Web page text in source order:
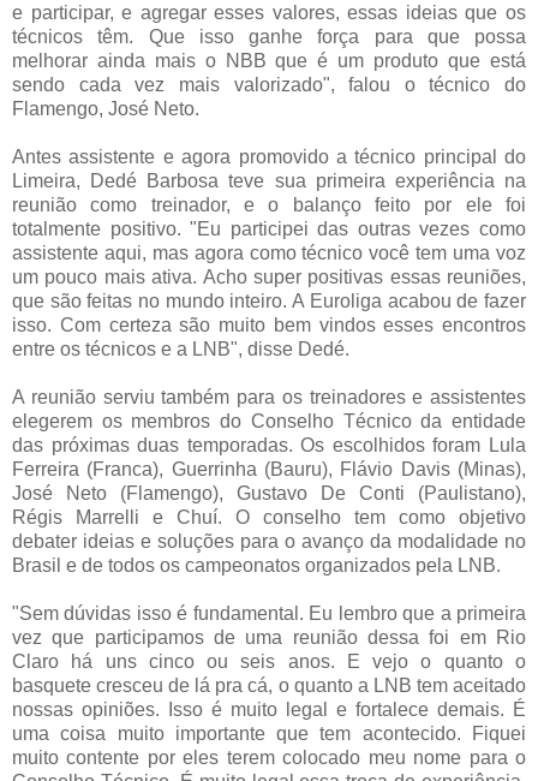
e participar, e agregar esses valores, essas ideias que os
técnicos têm. Que isso ganhe força para que possa
melhorar ainda mais o NBB que é um produto que está
sendo cada vez mais valorizado", falou o técnico do
Flamengo, José Neto.
Antes assistente e agora promovido a técnico principal do
Limeira, Dedé Barbosa teve sua primeira experiência na
reunião como treinador, e o balanço feito por ele foi
totalmente positivo. "Eu participei das outras vezes como
assistente aqui, mas agora como técnico você tem uma voz
um pouco mais ativa. Acho super positivas essas reuniões,
que são feitas no mundo inteiro. A Euroliga acabou de fazer
isso. Com certeza são muito bem vindos esses encontros
entre os técnicos e a LNB", disse Dedé.
A reunião serviu também para os treinadores e assistentes
elegerem os membros do Conselho Técnico da entidade
das próximas duas temporadas. Os escolhidos foram Lula
Ferreira (Franca), Guerrinha (Bauru), Flávio Davis (Minas),
José Neto (Flamengo), Gustavo De Conti (Paulistano),
Régis Marrelli e Chuí. O conselho tem como objetivo
debater ideias e soluções para o avanço da modalidade no
Brasil e de todos os campeonatos organizados pela LNB.
"Sem dúvidas isso é fundamental. Eu lembro que a primeira
vez que participamos de uma reunião dessa foi em Rio
Claro há uns cinco ou seis anos. E vejo o quanto o
basquete cresceu de lá pra cá, o quanto a LNB tem aceitado
nossas opiniões. Isso é muito legal e fortalece demais. É
uma coisa muito importante que tem acontecido. Fiquei
muito contente por eles terem colocado meu nome para o